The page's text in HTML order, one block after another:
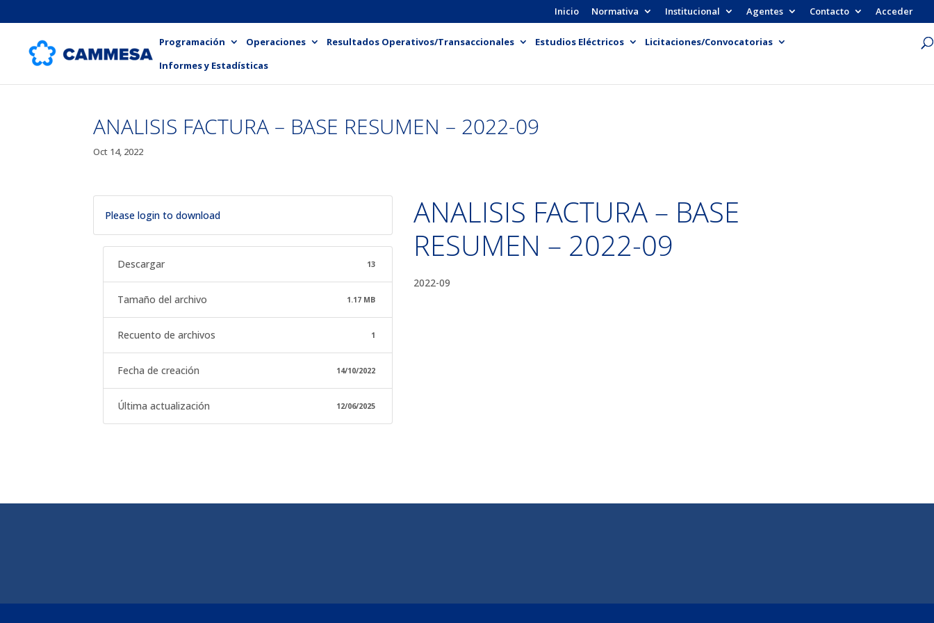
Inicio Normativa Institucional Agentes Contacto Acceder
Programación Operaciones Resultados Operativos/Transaccionales Estudios Eléctricos
Licitaciones/Convocatorias
Informes y Estadísticas
ANALISIS FACTURA – BASE RESUMEN – 2022-09
Oct 14, 2022
Please login to download
Descargar 13
Tamaño del archivo 1.17 MB
Recuento de archivos 1
Fecha de creación 14/10/2022
Última actualización 12/06/2025
ANALISIS FACTURA – BASE
RESUMEN – 2022-09
2022-09